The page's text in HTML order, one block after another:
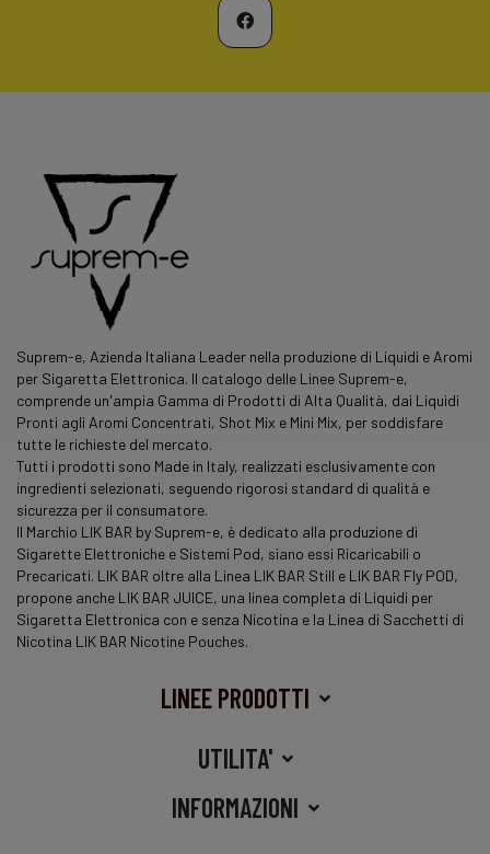
Suprem-e, Azienda Italiana Leader nella produzione di Liquidi e Aromi
per Sigaretta Elettronica. Il catalogo delle Linee Suprem-e,
comprende un'ampia Gamma di Prodotti di Alta Qualità, dai Liquidi
Pronti agli Aromi Concentrati, Shot Mix e Mini Mix, per soddisfare
tutte le richieste del mercato.
Tutti i prodotti sono Made in Italy, realizzati esclusivamente con
ingredienti selezionati, seguendo rigorosi standard di qualità e
sicurezza per il consumatore.
Il Marchio LIK BAR by Suprem-e, è dedicato alla produzione di
Sigarette Elettroniche e Sistemi Pod, siano essi Ricaricabili o
Precaricati. LIK BAR oltre alla Linea LIK BAR Still e LIK BAR Fly POD,
propone anche LIK BAR JUICE, una linea completa di Liquidi per
Sigaretta Elettronica con e senza Nicotina e la Linea di Sacchetti di
Nicotina LIK BAR Nicotine Pouches.
LINEE PRODOTTI
UTILITA'
INFORMAZIONI